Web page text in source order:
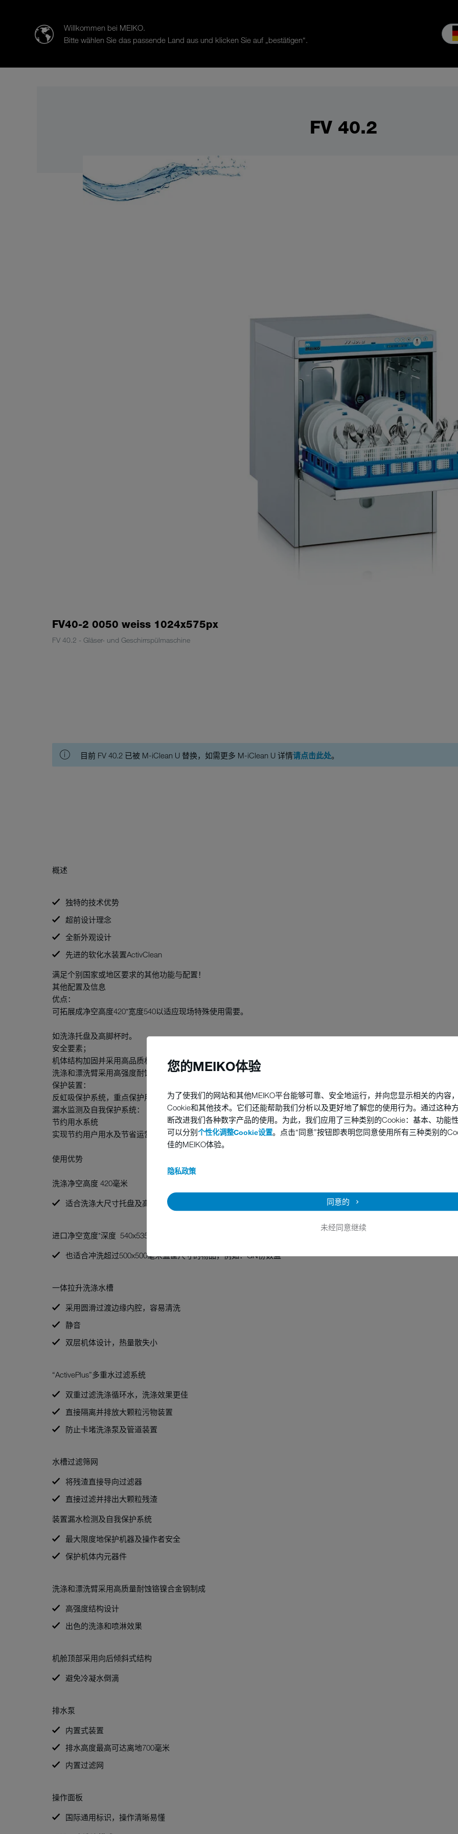
您的MEIKO体验
为了使我们的网站和其他MEIKO平台能够可靠、安全地运行，并向您显示相关的内容
Cookie和其他技术。它们还能帮助我们分析以及更好地了解您的使用行为。通过这种
断改进我们各种数字产品的使用。为此，我们应用了三种类别的Cookie：基本、功能
可以分别个性化调整Cookie设置。点击“同意”按钮即表明您同意使用所有三种类别的
佳的MEIKO体验。
隐私政策
同意的
未经同意继续
Willkommen bei MEIKO.
Bitte wählen Sie das passende Land aus und klicken Sie auf „bestätigen“.
FV 40.2
FV40-2 0050 weiss 1024x575px
FV 40.2 - Gläser- und Geschirrspülmaschine
目前 FV 40.2 已被 M-iClean U 替换，如需更多 M-iClean U 详情请点击此处。
概述
独特的技术优势
超前设计理念
全新外观设计
先进的软化水装置ActivClean
满足个别国家或地区要求的其他功能与配置！
其他配置及信息
优点：
可拓展成净空高度420*宽度540以适应现场特殊使用需要。
如洗涤托盘及高脚杯时。
安全要素；
机体结构加固并采用高品质材料制作。
洗涤和漂洗臂采用高强度耐蚀铬镍合金钢制造。
保护装置：
反虹吸保护系统，重点保护用户水源安全
漏水监测及自我保护系统：
节约用水系统
实现节约用户用水及节省运营成本
使用优势
洗涤净空高度 420毫米
适合洗涤大尺寸托盘及高脚杯
进口净空宽度*深度 540x535毫米
也适合冲洗超过500x500毫米篮筐尺寸的物品，例如：GN份数盆
一体拉升洗涤水槽
采用圆滑过渡边缘内腔，容易清洗
静音
双层机体设计，热量散失小
“ActivePlus”多重水过滤系统
双重过滤洗涤循环水，洗涤效果更佳
直接隔离并排放大颗粒污物装置
防止卡堵洗涤泵及管道装置
水槽过滤筛网
将残渣直接导向过滤器
直接过滤并排出大颗粒残渣
装置漏水检测及自我保护系统
最大限度地保护机器及操作者安全
保护机体内元器件
洗涤和漂洗臂采用高质量耐蚀铬镍合金钢制成
高强度结构设计
出色的洗涤和喷淋效果
机舱顶部采用向后倾斜式结构
避免冷凝水倒滴
排水泵
内置式装置
排水高度最高可达离地700毫米
内置过滤网
操作面板
国际通用标识，操作清晰易懂